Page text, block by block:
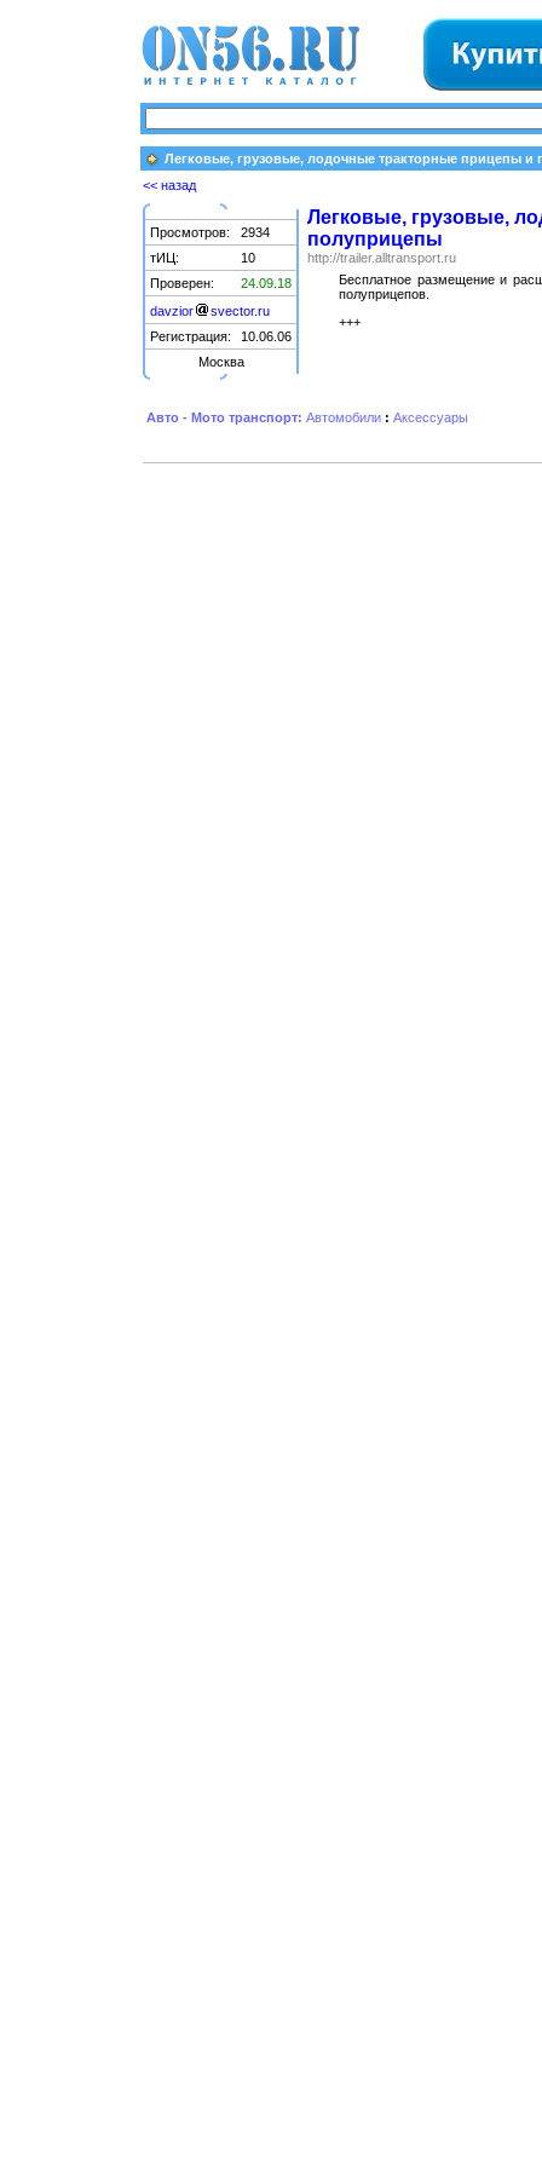
Легковые, грузовые, лодочные тракторные прицепы и
<< назад
Просмотров:
2934
тИЦ:
10
Проверен:
24.09.18
davzior
svector.ru
Регистрация:
10.06.06
Москва
Легковые, грузовые,
полуприцепы
http://trailer.alltransport.ru
Бесплатное размещение и
полуприцепов.
+++
Авто - Мото транспорт: Автомобили : Аксессуары